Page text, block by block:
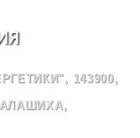
143900,